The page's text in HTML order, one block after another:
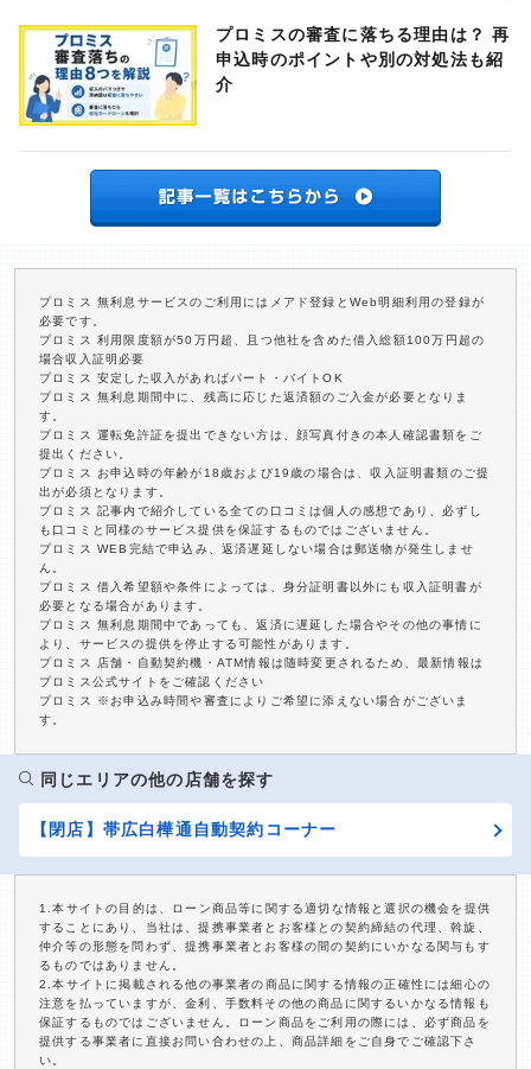
プロミスの審査に落ちる理由は？ 再
申込時のポイントや別の対処法も紹
介
プロミス 無利息サービスのご利用にはメアド登録とWeb明細利用の登録が
必要です。
プロミス 利用限度額が50万円超、且つ他社を含めた借入総額100万円超の
場合収入証明必要
プロミス 安定した収入があればパート・バイトOK
プロミス 無利息期間中に、残高に応じた返済額のご入金が必要となりま
す。
プロミス 運転免許証を提出できない方は、顔写真付きの本人確認書類をご
提出ください。
プロミス お申込時の年齢が18歳および19歳の場合は、収入証明書類のご提
出が必須となります。
プロミス 記事内で紹介している全ての口コミは個人の感想であり、必ずし
も口コミと同様のサービス提供を保証するものではございません。
プロミス WEB完結で申込み、返済遅延しない場合は郵送物が発生しませ
ん。
プロミス 借入希望額や条件によっては、身分証明書以外にも収入証明書が
必要となる場合があります。
プロミス 無利息期間中であっても、返済に遅延した場合やその他の事情に
より、サービスの提供を停止する可能性があります。
プロミス 店舗・自動契約機・ATM情報は随時変更されるため、最新情報は
プロミス公式サイトをご確認ください
プロミス ※お申込み時間や審査によりご希望に添えない場合がございま
す。
同じエリアの他の店舗を探す
【閉店】帯広白樺通自動契約コーナー
1.本サイトの目的は、ローン商品等に関する適切な情報と選択の機会を提供
することにあり、当社は、提携事業者とお客様との契約締結の代理、斡旋、
仲介等の形態を問わず、提携事業者とお客様の間の契約にいかなる関与もす
るものではありません。
2.本サイトに掲載される他の事業者の商品に関する情報の正確性には細心の
注意を払っていますが、金利、手数料その他の商品に関するいかなる情報も
保証するものではございません。ローン商品をご利用の際には、必ず商品を
提供する事業者に直接お問い合わせの上、商品詳細をご自身でご確認下さ
い。